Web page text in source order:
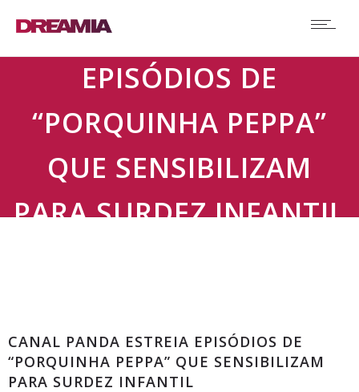
CANAL PANDA ESTREIA
EPISÓDIOS DE
“PORQUINHA PEPPA”
QUE SENSIBILIZAM
PARA SURDEZ INFANTIL
CANAL PANDA ESTREIA EPISÓDIOS DE
“PORQUINHA PEPPA” QUE SENSIBILIZAM
PARA SURDEZ INFANTIL